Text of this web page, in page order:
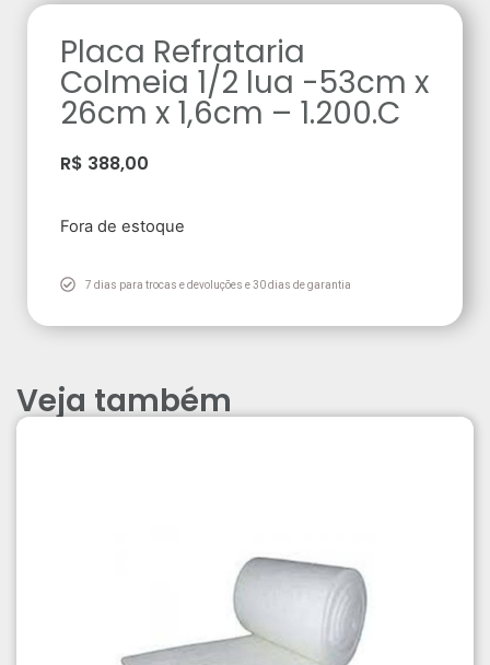
Placa Refrataria
Colmeia 1/2 lua -53cm x
26cm x 1,6cm – 1.200.C
R$ 388,00
Fora de estoque
7 dias para trocas e devoluções e 30 dias de garantia
Veja também